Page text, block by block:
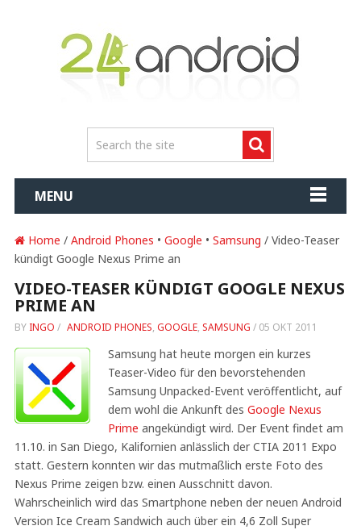
MENU
Home / Android Phones • Google • Samsung / Video-Teaser
kündigt Google Nexus Prime an
VIDEO-TEASER KÜNDIGT GOOGLE NEXUS
PRIME AN
BY INGO / ANDROID PHONES, GOOGLE, SAMSUNG / 05 OKT 2011
Samsung hat heute morgen ein kurzes
Teaser-Video für den bevorstehenden
Samsung Unpacked-Event veröffentlicht, auf
dem wohl die Ankunft des Google Nexus
Prime angekündigt wird. Der Event findet am
11.10. in San Diego, Kalifornien anlässlich der CTIA 2011 Expo
statt. Gestern konnten wir das mutmaßlich erste Foto des
Nexus Prime zeigen bzw. einen Ausschnitt davon.
Wahrscheinlich wird das Smartphone neben der neuen Android
Version Ice Cream Sandwich auch über ein 4,6 Zoll Super